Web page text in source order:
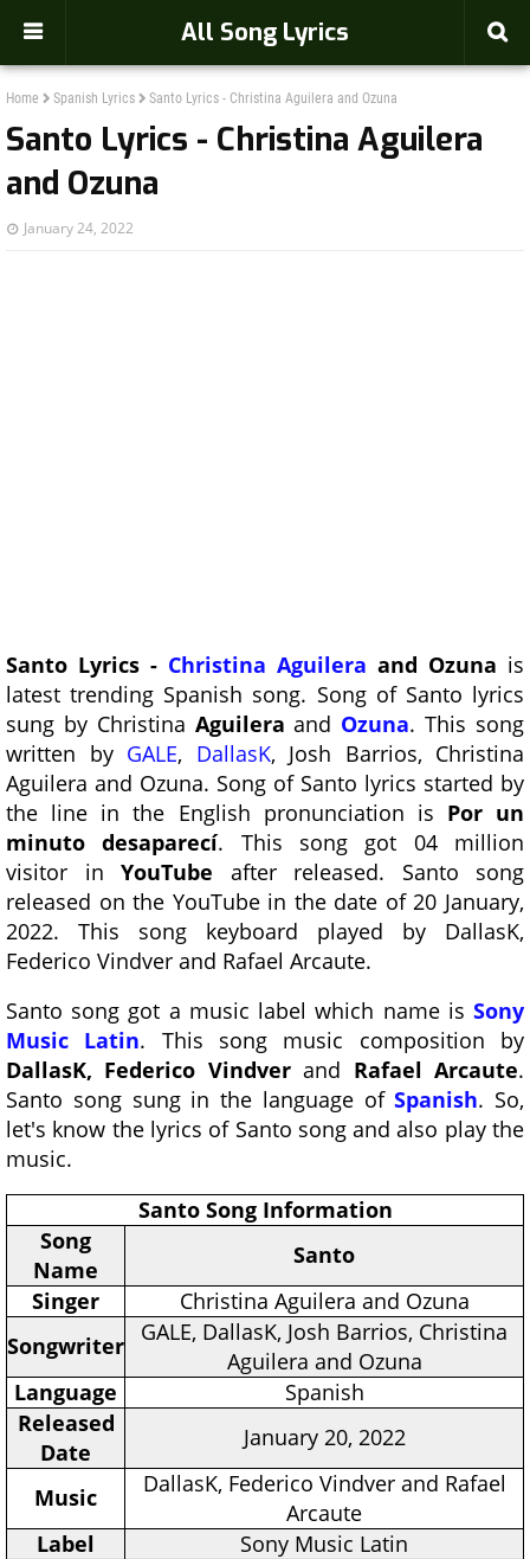
All Song Lyrics
Home Spanish Lyrics Santo Lyrics - Christina Aguilera and Ozuna
Santo Lyrics - Christina Aguilera
and Ozuna
January 24, 2022
Santo Lyrics - Christina Aguilera and Ozuna is
latest trending Spanish song. Song of Santo lyrics
sung by Christina Aguilera and Ozuna. This song
written by GALE, DallasK, Josh Barrios, Christina
Aguilera and Ozuna. Song of Santo lyrics started by
the line in the English pronunciation is Por un
minuto desaparecí. This song got 04 million
visitor in YouTube after released. Santo song
released on the YouTube in the date of 20 January,
2022. This song keyboard played by DallasK,
Federico Vindver and Rafael Arcaute.
Santo song got a music label which name is Sony
Music Latin. This song music composition by
DallasK, Federico Vindverand Rafael Arcaute.
Santo song sung in the language ofSpanish. So,
let's know the lyrics of Santo song and also play the
music.
Santo Song Information
Song
Name
Santo
Singer
Christina Aguilera and Ozuna
Songwriter
GALE, DallasK, Josh Barrios, Christina
Aguilera and Ozuna
Language
Spanish
Released
Date
January 20, 2022
Music
DallasK, Federico Vindver and Rafael
Arcaute
Label
Sony Music Latin